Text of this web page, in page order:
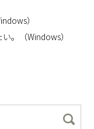
）
。（Windows）